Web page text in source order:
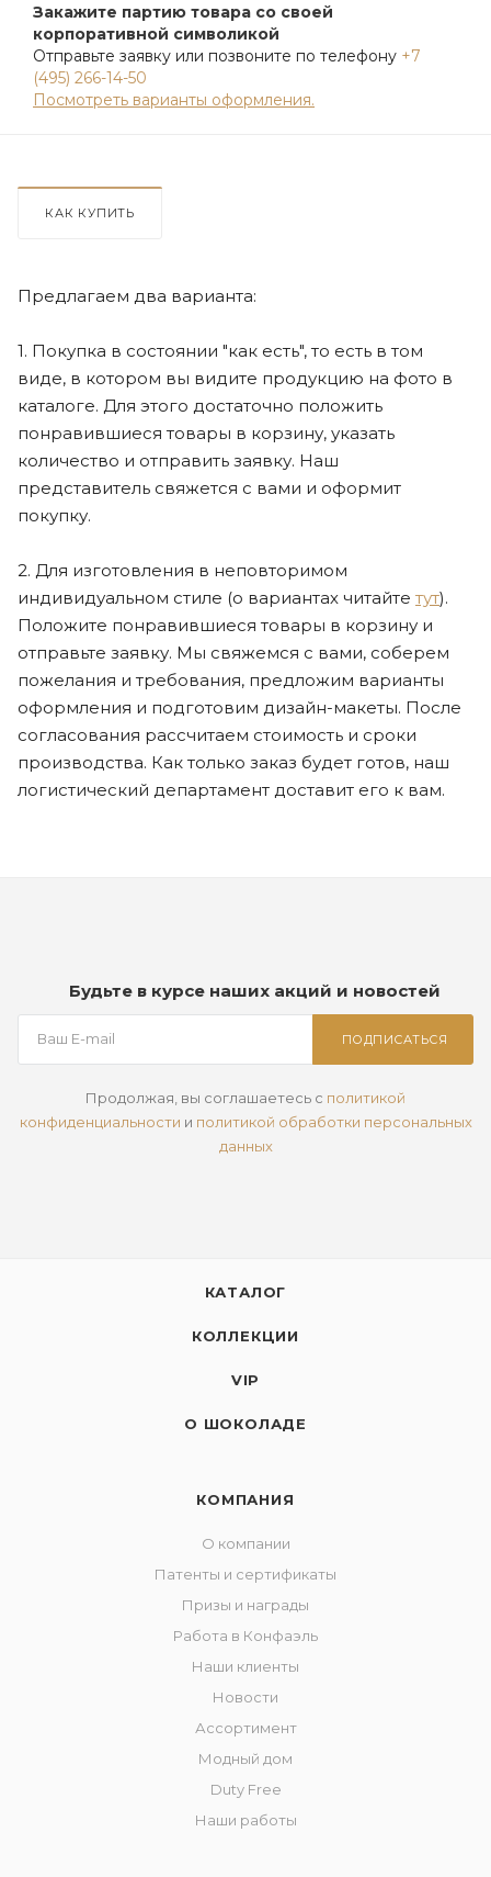
Закажите партию товара со своей
корпоративной символикой
Отправьте заявку или позвоните по телефону +7
(495) 266-14-50
Посмотреть варианты оформления.
КАК КУПИТЬ
Предлагаем два варианта:
1. Покупка в состоянии "как есть", то есть в том
виде, в котором вы видите продукцию на фото в
каталоге. Для этого достаточно положить
понравившиеся товары в корзину, указать
количество и отправить заявку. Наш
представитель свяжется с вами и оформит
покупку.
2. Для изготовления в неповторимом
индивидуальном стиле (о вариантах читайте тут).
Положите понравившиеся товары в корзину и
отправьте заявку. Мы свяжемся с вами, соберем
пожелания и требования, предложим варианты
оформления и подготовим дизайн-макеты. После
согласования рассчитаем стоимость и сроки
производства. Как только заказ будет готов, наш
логистический департамент доставит его к вам.
Будьте в курсе наших акций и новостей
ПОДПИСАТЬСЯ
Продолжая, вы соглашаетесь с политикой
конфиденциальности и политикой обработки персональных
данных
КАТАЛОГ
КОЛЛЕКЦИИ
VIP
О ШОКОЛАДЕ
КОМПАНИЯ
О компании
Патенты и сертификаты
Призы и награды
Работа в Конфаэль
Наши клиенты
Новости
Ассортимент
Модный дом
Duty Free
Наши работы